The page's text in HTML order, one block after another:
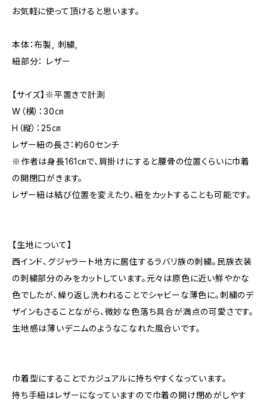
お気軽に使って頂けると思います。
本体：布製, 刺繍,
紐部分： レザー
【サイズ】※平置きで計測
W（横）：30㎝
H（縦）：25㎝
レザー紐の長さ：約60センチ
※作者は身長161㎝で、肩掛けにすると腰骨の位置くらいに巾着
の開閉口がきます。
レザー紐は結び位置を変えたり、紐をカットすることも可能です。
【生地について】
西インド、グジャラート地方に居住するラバリ族の刺繍。民族衣装
の刺繍部分のみをカットしています。元々は原色に近い鮮やかな
色でしたが、繰り返し洗われることでシャビーな薄色に。刺繍のデ
ザインもさることながら、微妙な色落ち具合が満点の可愛さです。
生地感は薄いデニムのようなこなれた風合いです。
巾着型にすることでカジュアルに持ちやすくなっています。
持ち手紐はレザーになっていますので巾着の開け閉めがしやす